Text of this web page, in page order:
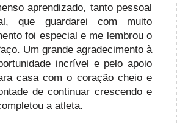
aprendizado, tanto pessoal
que guardarei com muito
foi especial e me lembrou o
Um grande agradecimento à
incrível e pelo apoio
casa com o coração cheio e
de continuar crescendo e
a atleta.